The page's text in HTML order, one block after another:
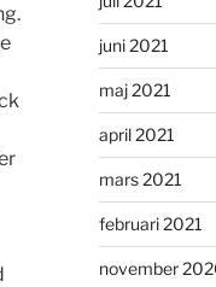
juni 2021
maj 2021
april 2021
mars 2021
februari 2021
november